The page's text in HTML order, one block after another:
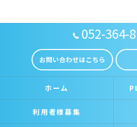
052-364-
お問い合わせはこちら
ホーム
利用者様募集